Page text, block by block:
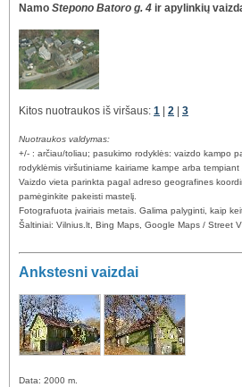
Namo Stepono Batoro g. 4 ir apylinkių
Kitos nuotraukos iš viršaus: 1 2 3
Nuotraukos valdymas:
+/- : arčiau/toliau; pasukimo rodyklės: vaizdo kampo
rodyklėmis viršutiniame kairiame kampe arba tempiant
Vaizdo vieta parinkta pagal adreso geografines
pamėginkite pakeisti mastelį.
Fotografuota įvairiais metais. Galima palyginti, kaip
Šaltiniai: Vilnius.lt, Bing Maps, Google Maps / Street
Ankstesni vaizdai
Data: 2000 m.